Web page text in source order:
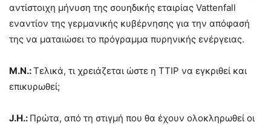
αντίστοιχη μήνυση της σουηδικής εταιρίας Vattenfall
εναντίον της γερμανικής κυβέρνησης για την απόφασή
της να ματαιώσει το πρόγραμμα πυρηνικής ενέργειας.
M.N.:Τελικά, τι χρειάζεται ώστε η TTIP να εγκριθεί και
επικυρωθεί;
J.H.: Πρώτα, από τη στιγμή που θα έχουν ολοκληρωθεί οι